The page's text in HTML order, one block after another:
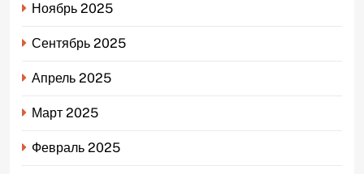
Ноябрь 2025
Сентябрь 2025
Апрель 2025
Март 2025
Февраль 2025